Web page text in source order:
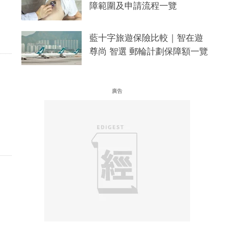
障範圍及申請流程一覽
藍十字旅遊保險比較｜智在遊
尊尚 智選 郵輪計劃保障額一覽
廣告